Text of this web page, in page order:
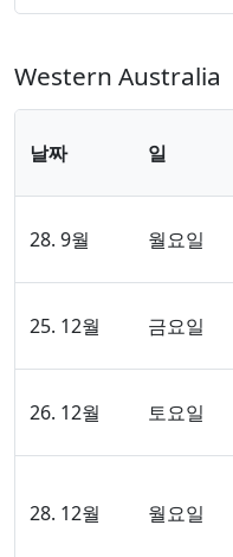
Western Australia
날짜 일
28. 9월 월요일
25. 12월 금요일
26. 12월 토요일
28. 12월 월요일